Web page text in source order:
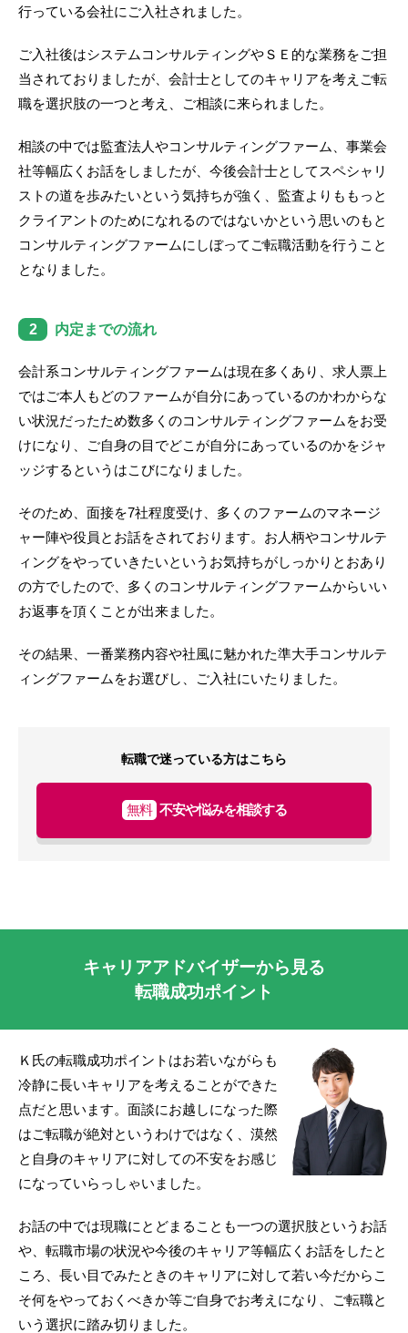
行っている会社にご入社されました。
ご入社後はシステムコンサルティングやＳＥ的な業務をご担
当されておりましたが、会計士としてのキャリアを考えご転
職を選択肢の一つと考え、ご相談に来られました。
相談の中では監査法人やコンサルティングファーム、事業会
社等幅広くお話をしましたが、今後会計士としてスペシャリ
ストの道を歩みたいという気持ちが強く、監査よりももっと
クライアントのためになれるのではないかという思いのもと
コンサルティングファームにしぼってご転職活動を行うこと
となりました。
2 内定までの流れ
会計系コンサルティングファームは現在多くあり、求人票上
ではご本人もどのファームが自分にあっているのかわからな
い状況だったため数多くのコンサルティングファームをお受
けになり、ご自身の目でどこが自分にあっているのかをジャ
ッジするというはこびになりました。
そのため、面接を7社程度受け、多くのファームのマネージ
ャー陣や役員とお話をされております。お人柄やコンサルテ
ィングをやっていきたいというお気持ちがしっかりとおあり
の方でしたので、多くのコンサルティングファームからいい
お返事を頂くことが出来ました。
その結果、一番業務内容や社風に魅かれた準大手コンサルテ
ィングファームをお選びし、ご入社にいたりました。
転職で迷っている方はこちら
無料 不安や悩みを相談する
キャリアアドバイザーから見る
転職成功ポイント
Ｋ氏の転職成功ポイントはお若いながらも
冷静に長いキャリアを考えることができた
点だと思います。面談にお越しになった際
はご転職が絶対というわけではなく、漠然
と自身のキャリアに対しての不安をお感じ
になっていらっしゃいました。
お話の中では現職にとどまることも一つの選択肢というお話
や、転職市場の状況や今後のキャリア等幅広くお話をしたと
ころ、長い目でみたときのキャリアに対して若い今だからこ
そ何をやっておくべきか等ご自身でお考えになり、ご転職と
いう選択に踏み切りました。